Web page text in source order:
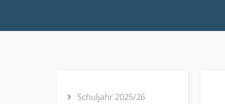
Schuljahr 2025/26